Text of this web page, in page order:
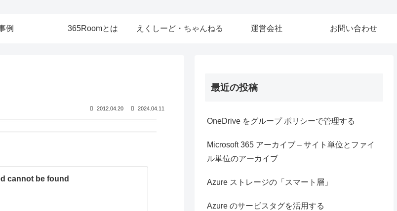
例 365Roomとは えくしーど・ちゃんねる 運営会社 お問い合わせ
2012.04.20 2024.04.11
cannot be found
最近の投稿
OneDrive をグループ ポリシーで管理する
Microsoft 365 アーカイブ – サイト単位とファイ
ル単位のアーカイブ
Azure ストレージの「スマート層」
Azure のサービスタグを活用する